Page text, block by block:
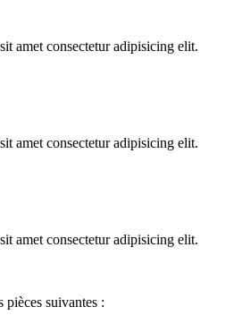
amet consectetur adipisicing elit.
amet consectetur adipisicing elit.
amet consectetur adipisicing elit.
pièces suivantes :